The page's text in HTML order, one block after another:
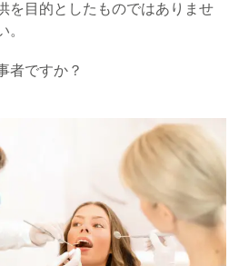
を目的としたものではありませ
者ですか？